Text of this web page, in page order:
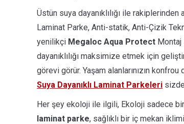
Üstün suya dayanıklılığı ile
Laminat Parke, Anti-statik, Anti-Çizik
yenilikçi Megaloc Aqua Protect Montaj
dayanıklılığı maksimize etmek için
görevi görür. Yaşam alanlarınızın
Suya Dayanıklı Laminat Parkeleri
Her şey ekoloji ile ilgili, Ekoloji sadece
laminat parke, sağlıklı bir iç mekan